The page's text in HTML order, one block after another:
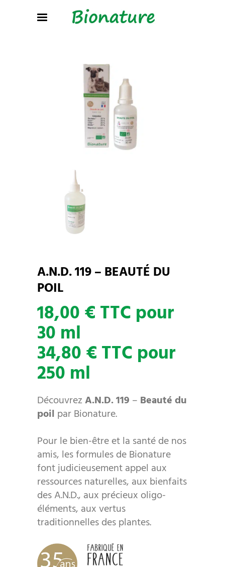
A.N.D. 119 – BEAUTÉ DU
POIL
18,00 € TTC pour
30 ml
34,80 € TTC pour
250 ml
DécouvrezA.N.D. 119 – Beauté du
poil par Bionature.
Pour le bien-être et la santé de nos
amis, les formules de Bionature
font judicieusement appel aux
ressources naturelles, aux bienfaits
des A.N.D., aux précieux oligo-
éléments, aux vertus
traditionnelles des plantes.